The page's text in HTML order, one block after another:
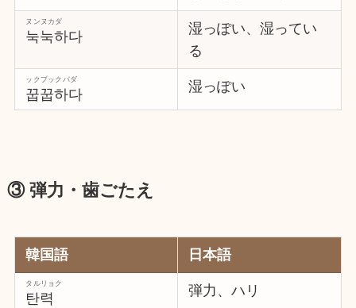
눅눅하다
ヌンヌカダ
湿っぽい、湿ってい
る
꿉꿉하다
ックプックパダ 湿っぽい
③ 弾力・歯ごたえ
韓国語 日本語
탄력
タルリョク 弾力、ハリ